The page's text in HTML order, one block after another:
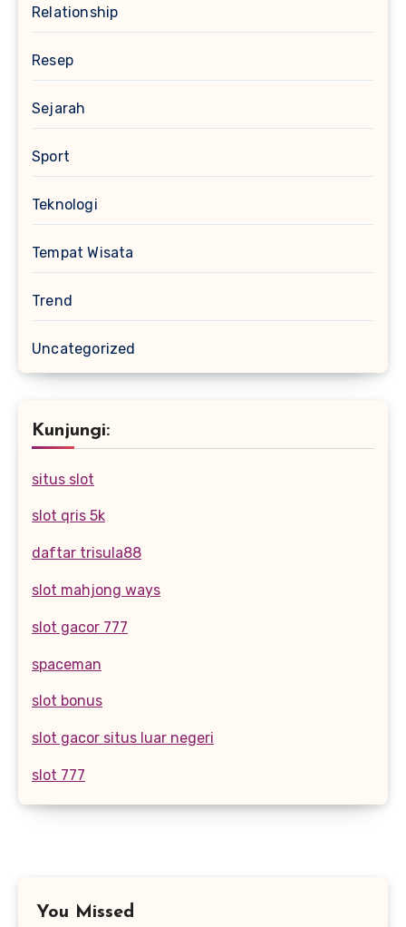
Relationship
Resep
Sejarah
Sport
Teknologi
Tempat Wisata
Trend
Uncategorized
Kunjungi:
situs slot
slot qris 5k
daftar trisula88
slot mahjong ways
slot gacor 777
spaceman
slot bonus
slot gacor situs luar negeri
slot 777
You Missed